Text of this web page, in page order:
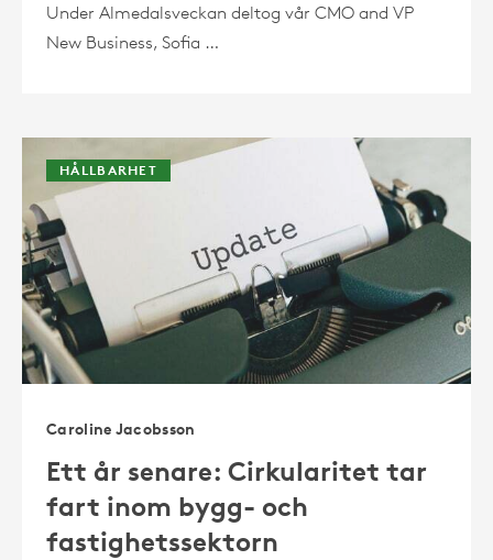
Under Almedalsveckan deltog vår CMO and VP
New Business, Sofia …
HÅLLBARHET
Caroline Jacobsson
Ett år senare: Cirkularitet tar
fart inom bygg- och
fastighetssektorn